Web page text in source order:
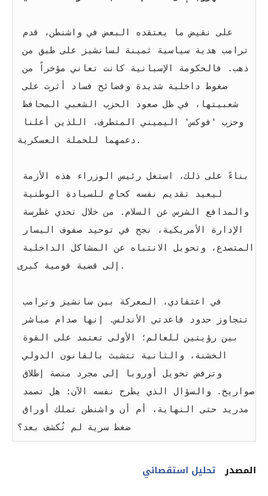
ترامب هدية سياسية ثمينة لسانشيز على طبق من
ذهب. فالحكومة الإسبانية كانت تعاني مؤخراً من
ضغوط داخلية شديدة وفضائح فساد أثرت على
شعبيتها، في ظل صعود الحزب الشعبي المحافظ
دعمهما للحملة العسكرية.
إلى قضية قومية كبرى.
في اعتقادي، المعركة بين سانشيز وترامب
الخشنة، والثانية تتشبث بالقانون الدولي
وترفض تحويل أوروبا إلى مجرد منصة إطلاق
مدريد حتى النهاية، أم أن واشنطن تملك أوراق
ضغط سرية لم تُكشف بعد؟
المصدر تحليل استقصائي